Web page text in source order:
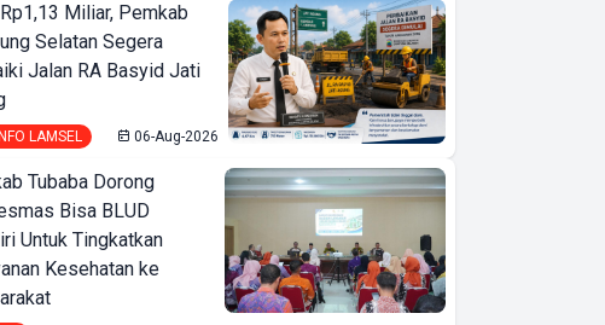
Miliar, Pemkab
Selatan Segera
Jalan RA Basyid Jati
LAMSEL 06-Aug-2026
Tubaba Dorong
Bisa BLUD
Untuk Tingkatkan
Kesehatan ke